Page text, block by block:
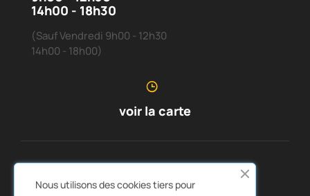
14h00 - 18h30
(Sauf Vendredi 9h00 - 12h30
14h00 - 18h00)
voir la carte

Nous utilisons des cookies tiers pour